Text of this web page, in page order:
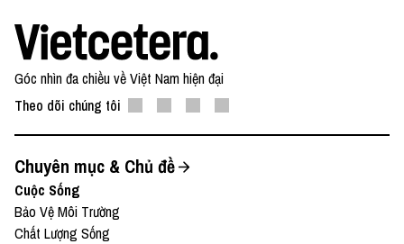
Góc nhìn đa chiều về Việt Nam hiện đại
Theo dõi chúng tôi
Chuyên mục & Chủ đề
Cuộc Sống
Bảo Vệ Môi Trường
Chất Lượng Sống